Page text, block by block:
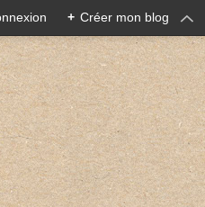
+ Créer mon blog